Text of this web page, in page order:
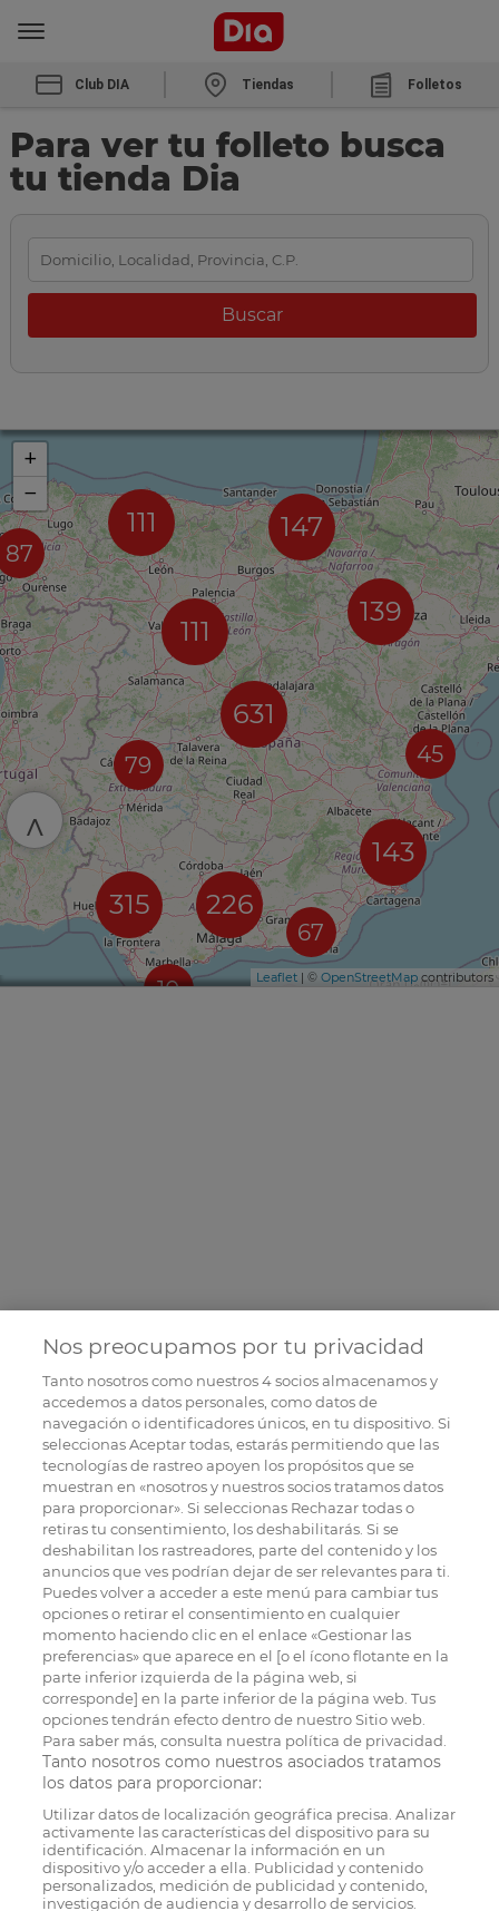
Club DIA Tiendas Folletos
Para ver tu folleto busca
tu tienda Dia
87
111 147
111
79
631
10
226
315
139
67
45
143
+
−
Leaflet | © OpenStreetMap contributors
^
Nos preocupamos por tu privacidad
Tanto nosotros como nuestros4socios almacenamos y
accedemos a datos personales, como datos de
navegación o identificadores únicos, en tu dispositivo. Si
seleccionas Aceptar todas, estarás permitiendo que las
tecnologías de rastreo apoyen los propósitos que se
muestran en «nosotros y nuestros socios tratamos datos
para proporcionar». Si seleccionas Rechazar todas o
retiras tu consentimiento, los deshabilitarás. Si se
deshabilitan los rastreadores, parte del contenido y los
anuncios que ves podrían dejar de ser relevantes para ti.
Puedes volver a acceder a este menú para cambiar tus
opciones o retirar el consentimiento en cualquier
momento haciendo clic en el enlace «Gestionar las
preferencias» que aparece en el [o el ícono flotante en la
parte inferior izquierda de la página web, si
corresponde] en la parte inferior de la página web. Tus
opciones tendrán efecto dentro de nuestro Sitio web.
Para saber más, consulta nuestra política de privacidad.
Tanto nosotros como nuestros asociados tratamos
los datos para proporcionar:
Utilizar datos de localización geográfica precisa. Analizar
activamente las características del dispositivo para su
identificación. Almacenar la información en un
dispositivo y/o acceder a ella. Publicidad y contenido
personalizados, medición de publicidad y contenido,
investigación de audiencia y desarrollo de servicios.